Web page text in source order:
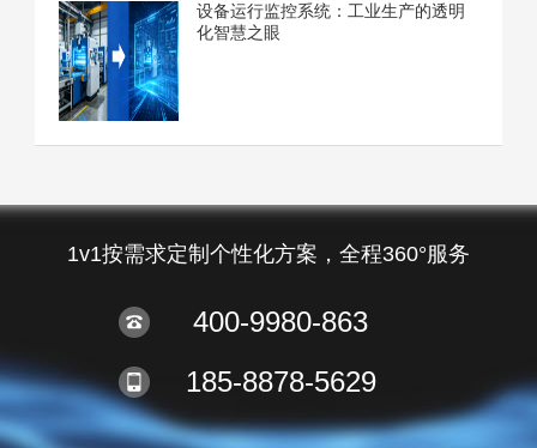
设备运行监控系统：工业生产的透明
化智慧之眼
1v1按需求定制个性化方案，全程360°服务
400-9980-863
185-8878-5629